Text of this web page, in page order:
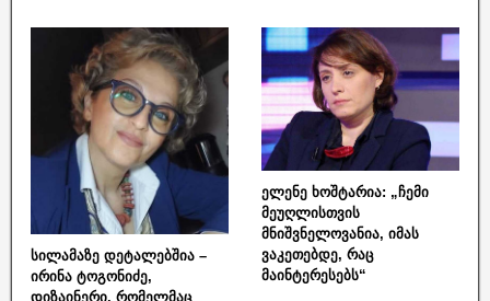
სილამაზე დეტალებშია –
ირინა ტოგონიძე,
დიზაინერი, რომელმაც
ელენე ხოშტარია: „ჩემი
მეუღლისთვის
მნიშვნელოვანია, იმას
ვაკეთებდე, რაც
მაინტერესებს“